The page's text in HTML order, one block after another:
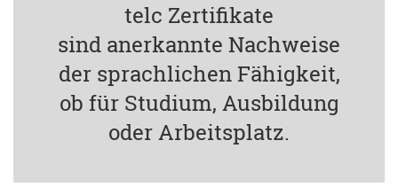
telc Zertifikate
sind anerkannte Nachweise
der sprachlichen Fähigkeit,
ob für Studium, Ausbildung
oder Arbeitsplatz.